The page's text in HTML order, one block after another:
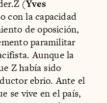
(Yves
con la capacidad
de oposición,
paramilitar
Aunque la
Z había sido
ebrio. Ante el
se vive en el país,